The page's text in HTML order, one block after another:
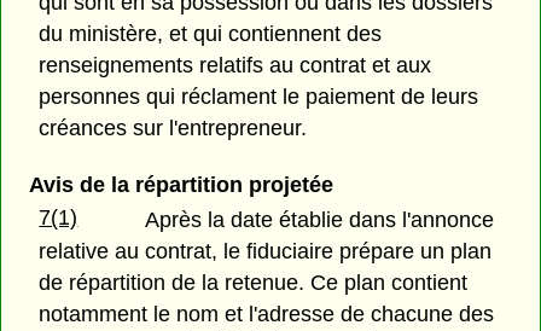
du ministère, et qui contiennent des
renseignements relatifs au contrat et aux
personnes qui réclament le paiement de leurs
créances sur l'entrepreneur.
Avis de la répartition projetée
7(1)
Après la date établie dans l'annonce
relative au contrat, le fiduciaire prépare un plan
de répartition de la retenue. Ce plan contient
notamment le nom et l'adresse de chacune des